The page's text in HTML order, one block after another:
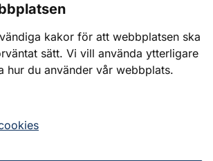
kakor för att webbplatsen ska
sätt. Vi vill använda ytterligare
hur du använder vår webbplats.